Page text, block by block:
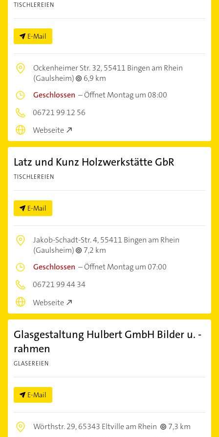
TISCHLEREIEN
E-Mail
Ockenheimer Str. 32,55411 Bingen am Rhein
(Gaulsheim)
6,9 km
Geschlossen –Öffnet Montag um 08:00
06721 99 12 56
Webseite
Latz und Kunz Holzwerkstätte GbR
TISCHLEREIEN
E-Mail
Jakob-Schadt-Str. 4,55411 Bingen am Rhein
(Gaulsheim)
7,2 km
Geschlossen –Öffnet Montag um 07:00
06721 99 44 34
Webseite
Glasgestaltung Hulbert GmbH Bilder u. -
rahmen
GLASEREIEN
E-Mail
Wörthstr. 29,65343 Eltville am Rhein
7,3 km